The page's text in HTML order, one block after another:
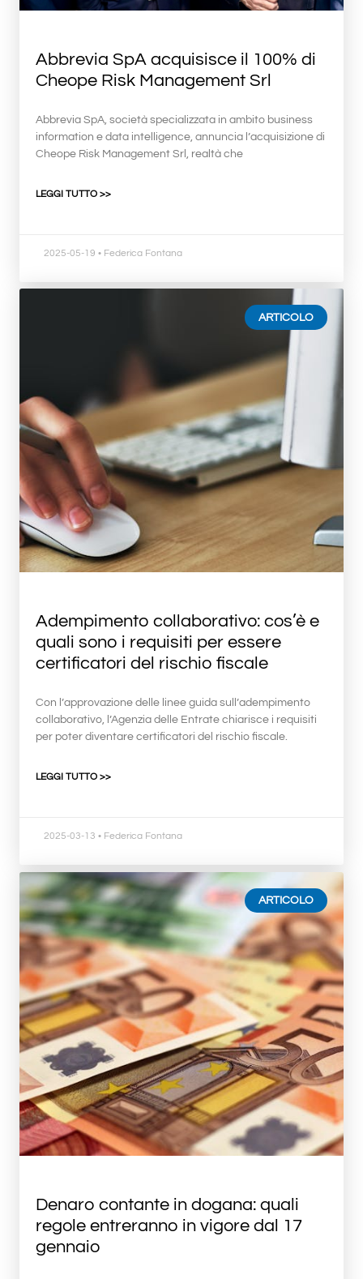
Abbrevia SpA acquisisce il 100% di
Cheope Risk Management Srl
Abbrevia SpA, società specializzata in ambito business
information e data intelligence, annuncia l’acquisizione di
Cheope Risk Management Srl, realtà che
LEGGI TUTTO >>
2025-05-19 • Federica Fontana
Adempimento collaborativo: cos’è e
quali sono i requisiti per essere
certificatori del rischio fiscale
Con l’approvazione delle linee guida sull’adempimento
collaborativo, l’Agenzia delle Entrate chiarisce i requisiti
per poter diventare certificatori del rischio fiscale.
LEGGI TUTTO >>
ARTICOLO
2025-03-13 • Federica Fontana
Denaro contante in dogana: quali
regole entreranno in vigore dal 17
gennaio
ARTICOLO